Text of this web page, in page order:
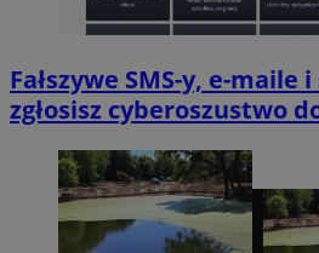
Fałszywe SMS-y, e-maile
zgłosisz cyberoszustwo